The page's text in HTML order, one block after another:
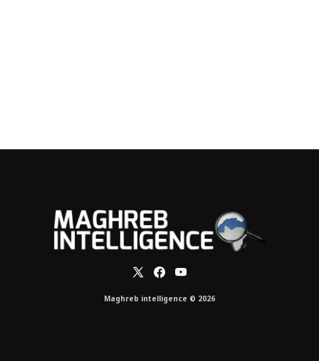
Maghreb intelligence © 2026